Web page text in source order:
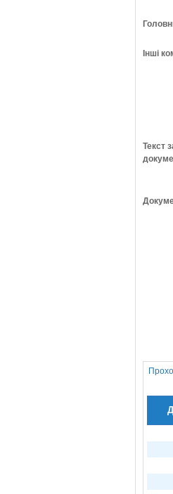
Інші
Текст